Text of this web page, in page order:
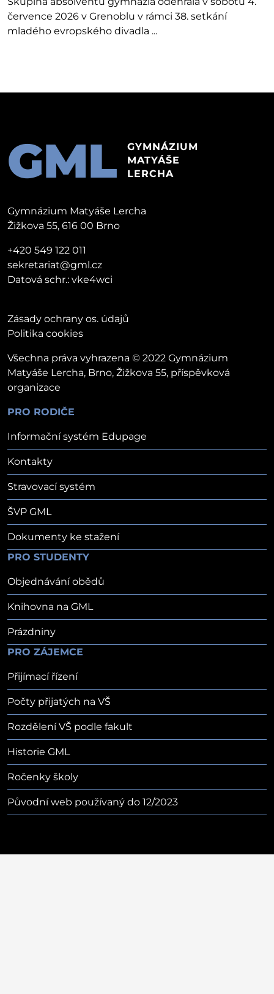
července 2026 v Grenoblu v rámci 38. setkání
mladého evropského divadla ...
GML
GYMNÁZIUM
MATYÁŠE
LERCHA
Gymnázium Matyáše Lercha
Žižkova 55, 616 00 Brno
+420 549 122 011
sekretariat@gml.cz
Datová schr.: vke4wci
PRO RODIČE
Informační systém Edupage
Kontakty
Stravovací systém
ŠVP GML
Dokumenty ke stažení
PRO STUDENTY
Objednávání obědů
Knihovna na GML
Prázdniny
PRO ZÁJEMCE
Přijímací řízení
Počty přijatých na VŠ
Rozdělení VŠ podle fakult
Historie GML
Ročenky školy
Původní web používaný do 12/2023
Zásady ochrany os. údajů
Politika cookies
Všechna práva vyhrazena © 2022 Gymnázium
Matyáše Lercha, Brno, Žižkova 55, příspěvková
organizace